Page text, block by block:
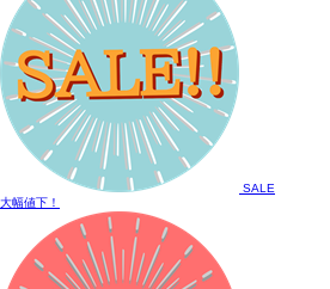
SALE
大幅値下！